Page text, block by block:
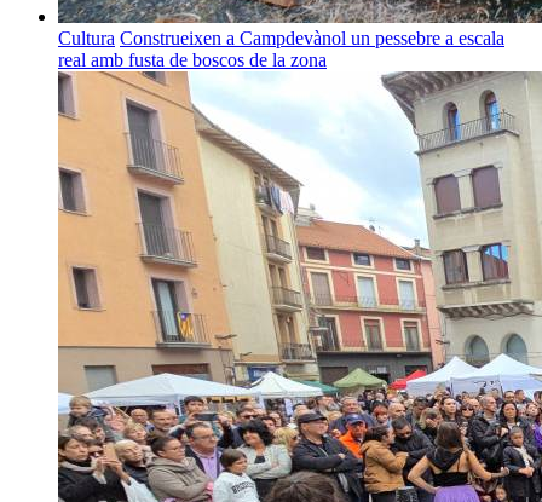
Cultura Construeixen a Campdevànol un pessebre a escala
real amb fusta de boscos de la zona